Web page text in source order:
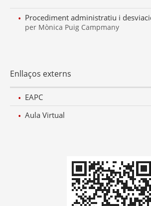
Procediment administratiu i
per Mònica Puig Campmany
Enllaços externs
EAPC
Aula Virtual